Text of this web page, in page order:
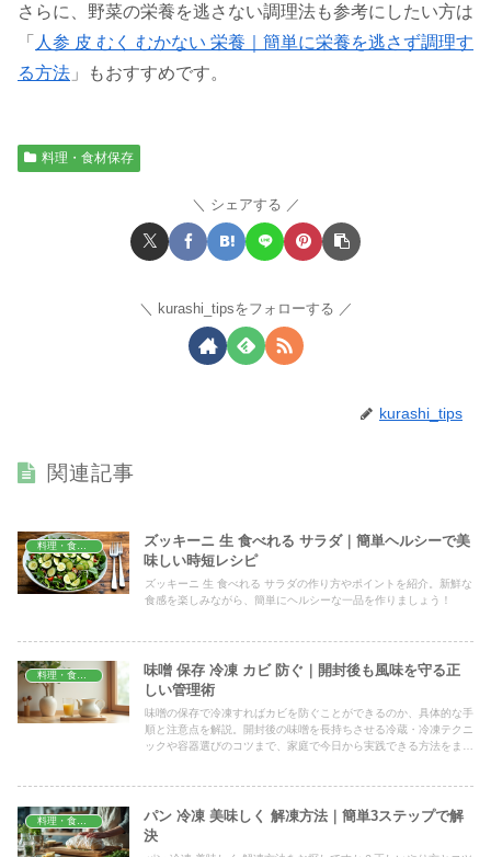
さらに、野菜の栄養を逃さない調理法も参考にしたい方は
「 人参 皮 むく むかない 栄養｜簡単に栄養を逃さず調理す
る方法 」もおすすめです。
料理・食材保存
シェアする
kurashi_tipsをフォローする
kurashi_tips
関連記事
料理・食材保存
ズッキーニ 生 食べれる サラダ｜簡単ヘルシーで美
味しい時短レシピ
ズッキーニ 生 食べれる サラダの作り方やポイントを紹介。新鮮な
食感を楽しみながら、簡単にヘルシーな一品を作りましょう！
料理・食材保存
味噌 保存 冷凍 カビ 防ぐ｜開封後も風味を守る正
しい管理術
味噌の保存で冷凍すればカビを防ぐことができるのか、具体的な手
順と注意点を解説。開封後の味噌を長持ちさせる冷蔵・冷凍テクニ
ックや容器選びのコツまで、家庭で今日から実践できる方法をまと
料理・食材保存
パン 冷凍 美味しく 解凍方法｜簡単3ステップで解
決